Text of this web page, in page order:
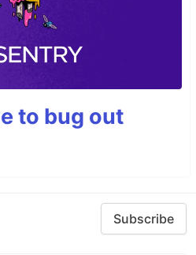
to bug out
Subscribe